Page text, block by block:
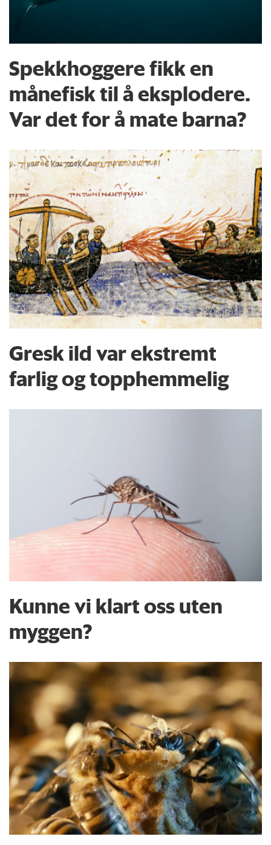
Spekkhoggere fikk en
månefisk til å eksplodere.
Var det for å mate barna?
Gresk ild var ekstremt
farlig og topphemmelig
Kunne vi klart oss uten
myggen?